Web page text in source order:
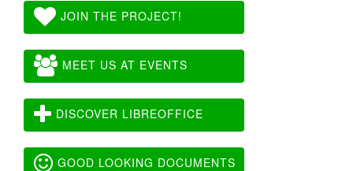
JOIN THE PROJECT!
MEET US AT EVENTS
DISCOVER LIBREOFFICE
GOOD LOOKING DOCUMENTS